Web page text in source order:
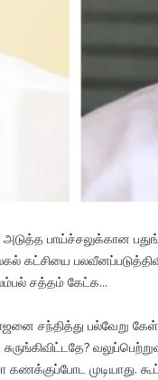
அடுத்த பாய்ச்சலுக்கான
கட்சியை
சத்தம் கேட்க...
சந்தித்து பல்வேறு
முடியாது.